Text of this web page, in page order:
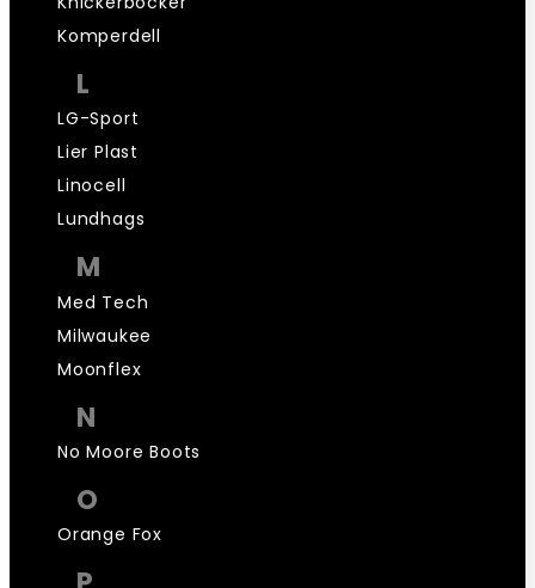
Komperdell
L
LG-Sport
Lier Plast
Linocell
Lundhags
M
Med Tech
Milwaukee
Moonflex
N
No Moore Boots
O
Orange Fox